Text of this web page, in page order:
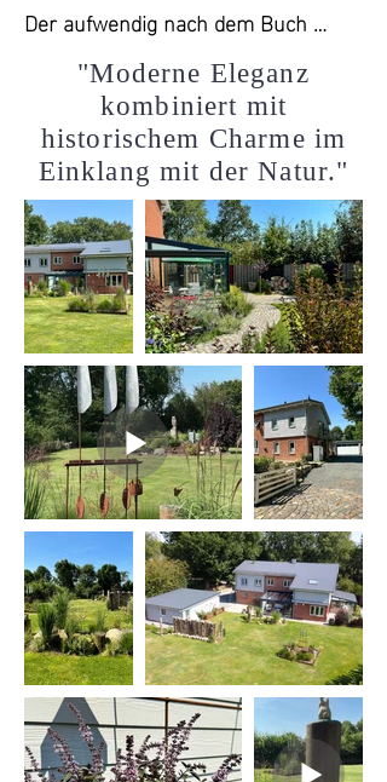
Der aufwendig nach dem Buch
„Garten im Wandel“ gestaltete
Garten ist ein wahres Paradies, das
eine harmonische Verbindung zur
umgebenden Natur schafft. Mit
alten Bäumen, blühenden Blumen
und einer nachhaltigen Gestaltung
bietet der Außenbereich Raum für
Erholung und lädt sowohl Familien
als auch Haustiere und Freunde
zum Verweilen ein..
"Moderne Eleganz
kombiniert mit
historischem Charme im
Einklang mit der Natur."